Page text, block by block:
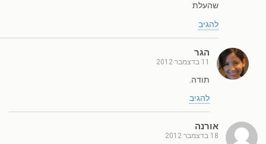
שהעלת
להגיב
הגר
11 בדצמבר 2012
תודה.
להגיב
אורנה
18 בדצמבר 2012